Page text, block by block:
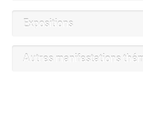
Expositions
Autres manifestations